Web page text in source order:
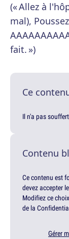
(« Allez à
mal),
fait. »)
Ce
Il n'a pas
Contenu
Ce contenu est
devez accepter
Modifiez ce
de la
Gérer